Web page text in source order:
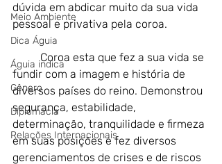
Meio Ambiente
Dica Águia
Águia indica
Gênero
Diplomacia
Relações Internacionais
dúvida em abdicar muito da sua vida
pessoal e privativa pela coroa.
	Coroa esta que fez a sua vida se
fundir com a imagem e história de
diversos países do reino. Demonstrou
segurança, estabilidade,
determinação, tranquilidade e firmeza
em suas posições e fez diversos
gerenciamentos de crises e de riscos